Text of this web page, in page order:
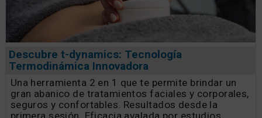
Descubre t-dynamics: Tecnología
Termodinámica Innovadora
Una herramienta 2 en 1 que te permite brindar un
gran abanico de tratamientos faciales y corporales,
seguros y confortables. Resultados desde la
primera sesión. Eficacia avalada por estudios